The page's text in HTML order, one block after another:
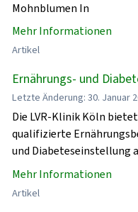
Mohnblumen In
Mehr Informationen
Artikel
Ernährungs- und
Letzte Änderung: 30. Januar
Die LVR-Klinik Köln
qualifizierte
und Diabeteseinstellung
Mehr Informationen
Artikel